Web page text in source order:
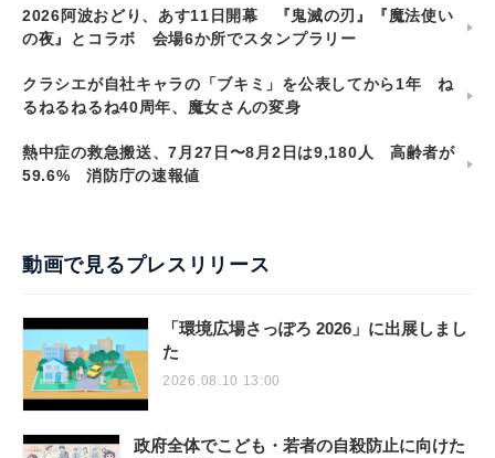
2026阿波おどり、あす11日開幕 『鬼滅の刃』『魔法使い
の夜』とコラボ 会場6か所でスタンプラリー
クラシエが自社キャラの「ブキミ」を公表してから1年 ね
るねるねるね40周年、魔女さんの変身
熱中症の救急搬送、7月27日〜8月2日は9,180人 高齢者が
59.6% 消防庁の速報値
動画で見るプレスリリース
「環境広場さっぽろ 2026」に出展しまし
た
2026.08.10 13:00
政府全体でこども・若者の自殺防止に向けた